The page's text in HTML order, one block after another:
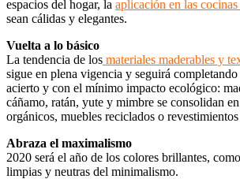
espacios del hogar, la aplicación en las cocinas
sean cálidas y elegantes.
Vuelta a lo básico
La tendencia de los materiales maderables y
sigue en plena vigencia y seguirá
acierto y con el mínimo impacto ecológico:
cáñamo, ratán, yute y mimbre se consolidan
orgánicos, muebles reciclados o
Abraza el maximalismo
2020 será el año de los colores brillantes,
limpias y neutras del minimalismo.